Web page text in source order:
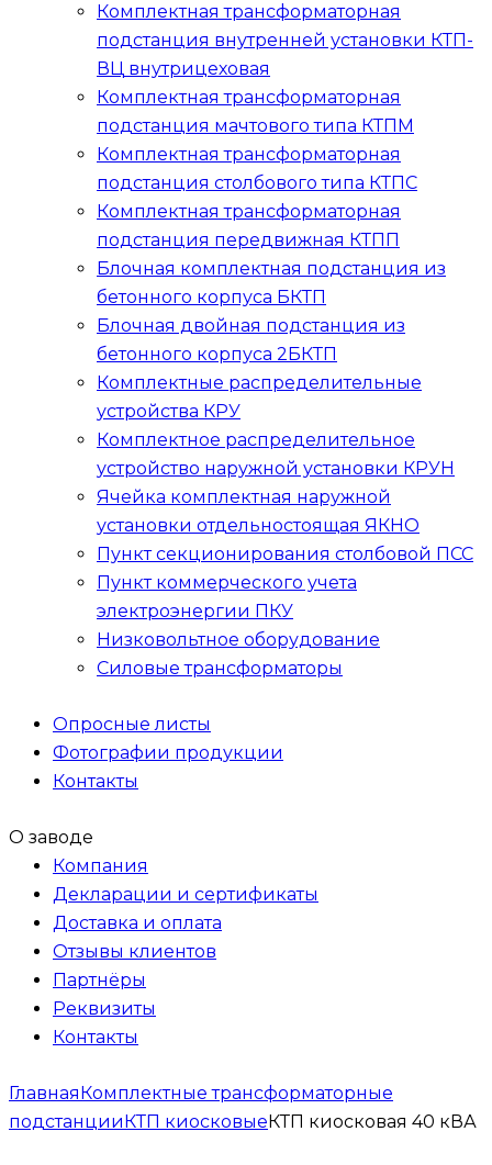
Комплектная трансформаторная
подстанция внутренней установки КТП-
ВЦ внутрицеховая
Комплектная трансформаторная
подстанция мачтового типа КТПМ
Комплектная трансформаторная
подстанция столбового типа КТПС
Комплектная трансформаторная
подстанция передвижная КТПП
Блочная комплектная подстанция из
бетонного корпуса БКТП
Блочная двойная подстанция из
бетонного корпуса 2БКТП
Комплектные распределительные
устройства КРУ
Комплектное распределительное
устройство наружной установки КРУН
Ячейка комплектная наружной
установки отдельностоящая ЯКНО
Пункт секционирования столбовой ПСС
Пункт коммерческого учета
электроэнергии ПКУ
Низковольтное оборудование
Силовые трансформаторы
Опросные листы
Фотографии продукции
Контакты
О заводе
Компания
Декларации и сертификаты
Доставка и оплата
Отзывы клиентов
Партнёры
Реквизиты
Контакты
Главная Комплектные трансформаторные
подстанции КТП киосковые КТП киосковая 40 кВА